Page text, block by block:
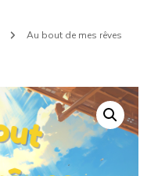
Au bout de mes rêves